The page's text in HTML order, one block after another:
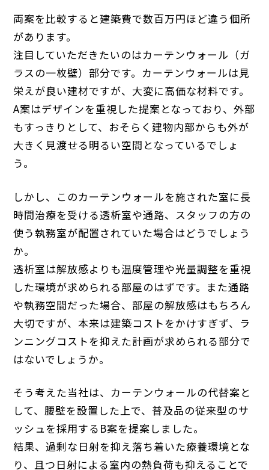
両案を比較すると建築費で数百万円ほど違う個所
があります。
注目していただきたいのはカーテンウォール（ガ
ラスの一枚壁）部分です。カーテンウォールは見
栄えが良い建材ですが、大変に高価な材料です。
A案はデザインを重視した提案となっており、外部
もすっきりとして、おそらく建物内部からも外が
大きく見渡せる明るい空間となっているでしょ
う。
しかし、このカーテンウォールを施された室に長
時間治療を受ける透析室や通路、スタッフの方の
使う執務室が配置されていた場合はどうでしょう
か。
透析室は解放感よりも温度管理や光量調整を重視
した環境が求められる部屋のはずです。また通路
や執務空間だった場合、部屋の解放感はもちろん
大切ですが、本来は建築コストをかけすぎず、ラ
ンニングコストを抑えた計画が求められる部分で
はないでしょうか。
そう考えた当社は、カーテンウォールの代替案と
して、腰壁を設置した上で、普及品の従来型のサ
ッシュを採用するB案を提案しました。
結果、過剰な日射を抑え落ち着いた療養環境とな
り、且つ日射による室内の熱負荷も抑えることで